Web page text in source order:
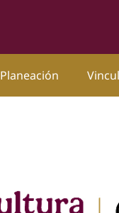
Planeación